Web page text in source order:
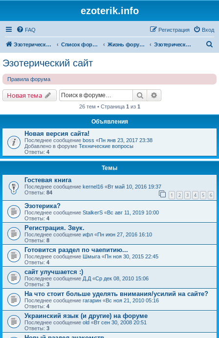
ezoterik.info
FAQ Вход
Регистрация
Эзотерический сайт Список форумов Жизнь форума и сайта Эзотерический сайт
Эзотерический сайт
Правила форума
Новая тема Поиск
26 тем • Страница 1 из 1
Объявления
Новая версия сайта!
Последнее сообщение boss «Пн янв 23, 2017 23:38
Добавлено в форуме Технические вопросы
Ответы: 4
Темы
Гостевая книга
Последнее сообщение kernel16 «Вт май 10, 2016 19:37
Ответы: 84 1 2 3 4 5 6
Эзотерика?
Последнее сообщение StalkerS «Вс авг 11, 2019 10:00
Ответы: 4
Регистрация. Звук.
Последнее сообщение ифл «Пн июн 27, 2016 16:10
Ответы: 8
Готовится раздел по чаепитию...
Последнее сообщение Шмыга «Пн ноя 30, 2015 22:45
Ответы: 4
сайт улучшается :)
Последнее сообщение Д.Д «Ср дек 08, 2010 15:06
Ответы: 3
На что стоит больше уделять внимания/усилий на сайте?
Последнее сообщение гагарин «Вс ноя 21, 2010 05:16
Ответы: 4
Украинский язык (и другие) на форуме
Последнее сообщение old «Вт сен 30, 2008 20:51
Ответы: 3